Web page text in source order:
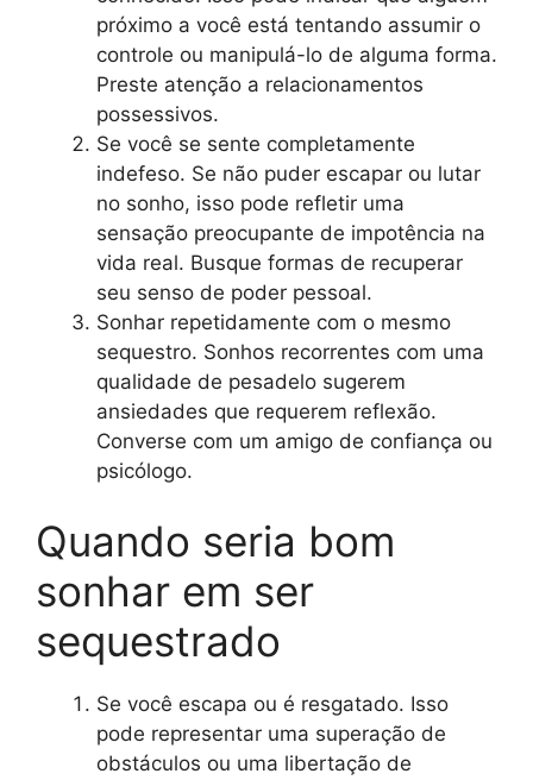
próximo a você está tentando assumir o
controle ou manipulá-lo de alguma forma.
Preste atenção a relacionamentos
possessivos.
Se você se sente completamente
indefeso. Se não puder escapar ou lutar
no sonho, isso pode refletir uma
sensação preocupante de impotência na
vida real. Busque formas de recuperar
seu senso de poder pessoal.
Sonhar repetidamente com o mesmo
sequestro. Sonhos recorrentes com uma
qualidade de pesadelo sugerem
ansiedades que requerem reflexão.
Converse com um amigo de confiança ou
psicólogo.
Quando seria bom
sonhar em ser
sequestrado
Se você escapa ou é resgatado. Isso
pode representar uma superação de
obstáculos ou uma libertação de